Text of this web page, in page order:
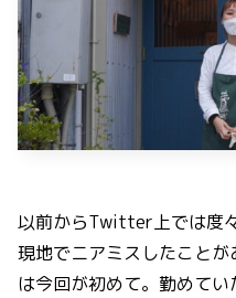
以前からTwitter上では度
現地でニアミスしたこと
は今回が初めて。勤めて